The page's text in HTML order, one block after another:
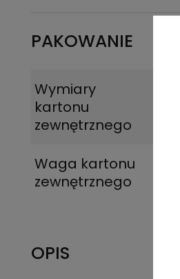
PAKOWANIE
Wymiary
kartonu
zewnętrznego
Waga kartonu
zewnętrznego
OPIS